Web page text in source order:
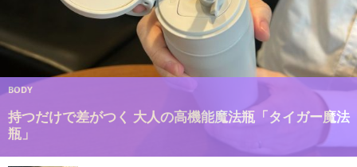
スキンケア 食事
調査結果
トレーニング
好印象な男
頭皮ケア
ダイエット
理容室
BODY
持つだけで差がつく 大人の高機能魔法瓶「タイガー魔法
瓶」